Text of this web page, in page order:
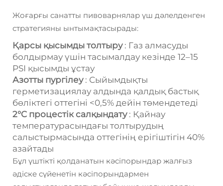
Жоғарғы санатты пивоварнялар үш дәлелденген
стратегияны ынтымақтасырады:
Қарсы қысымды толтыру : Газ алмасуды
болдырмау үшін тасымалдау кезінде 12–15
PSI қысымды ұстау
Азотты пургілеу : Сыйымдықты
герметизациялау алдында қалдық бастық
бөліктегі оттегіні <0,5% дейін төмендетеді
2°C процестік салқындату : Қайнау
температурасындағы толтырудың
салыстырмасында оттегінің ерігіштігін 40%
азайтады
Бұл үштікті қолданатын кәсіпорындар жалғыз
әдіске сүйенетін кәсіпорындармен